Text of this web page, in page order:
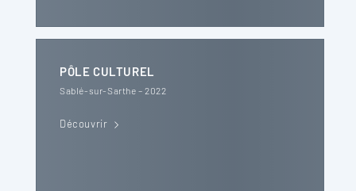
PÔLE CULTUREL
Sablé-sur-Sarthe – 2022
Découvrir